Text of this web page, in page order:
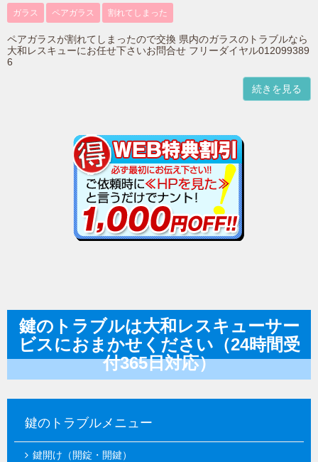
ガラス ペアガラス 割れてしまった
ペアガラスが割れてしまったので交換 県内のガラスのトラブルなら
大和レスキューにお任せ下さいお問合せ フリーダイヤル012099389
6
続きを見る
鍵のトラブルは大和レスキューサー
ビスにおまかせください（24時間受
付365日対応）
鍵のトラブルメニュー
鍵開け（開錠・開鍵）